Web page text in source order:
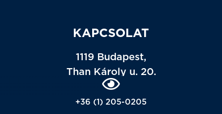
KAPCSOLAT
1119 Budapest,
Than Károly u. 20.
+36 (1) 205-0205